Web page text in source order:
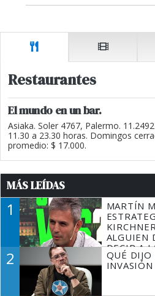
Restaurantes
El mundo en un bar.
Asiaka. Soler 4767, Palermo.
11.30 a 23.30 horas. Domingos
promedio: $ 17.000.
MÁS LEÍDAS
1
MARTÍN
ALGUIEN
DECIR A
TIENE
2
QUÉ DIJO